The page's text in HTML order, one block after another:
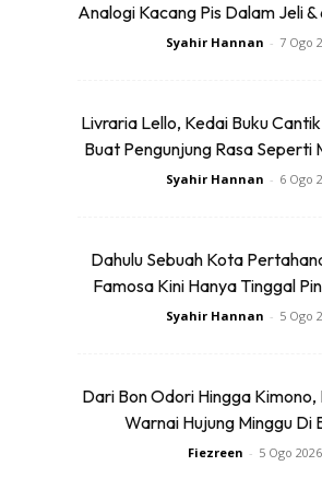
Analogi Kacang Pis Dalam Jeli
Syahir Hannan - 7 Ogo
Livraria Lello, Kedai Buku
Buat Pengunjung Rasa Seperti
Syahir Hannan - 6 Ogo
Dahulu Sebuah Kota
Famosa Kini Hanya Tinggal
Syahir Hannan - 5 Ogo
Dari Bon Odori Hingga Kimono,
Warnai Hujung Minggu Di
Fiezreen - 5 Ogo 2026